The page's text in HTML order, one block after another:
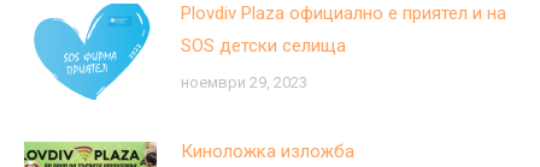
Plovdiv Plaza официално е приятел и на
SOS детски селища
ноември 29, 2023
Киноложка изложба